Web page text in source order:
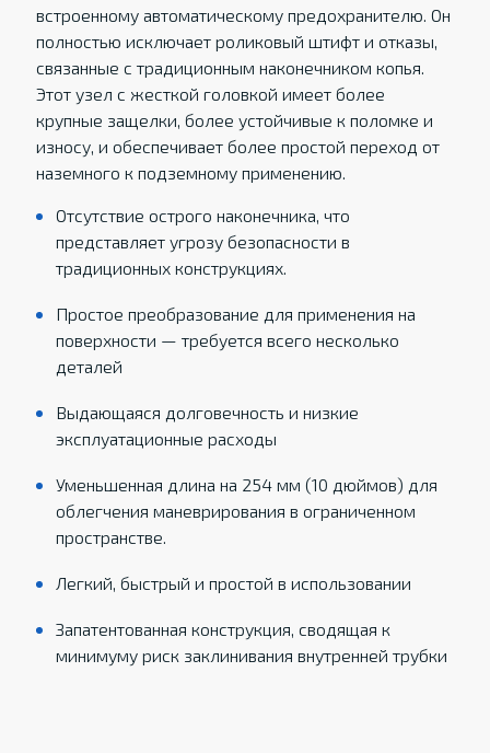
встроенному автоматическому предохранителю. Он
полностью исключает роликовый штифт и отказы,
связанные с традиционным наконечником копья.
Этот узел с жесткой головкой имеет более
крупные защелки, более устойчивые к поломке и
износу, и обеспечивает более простой переход от
наземного к подземному применению.
Отсутствие острого наконечника, что
представляет угрозу безопасности в
традиционных конструкциях.
Простое преобразование для применения на
поверхности — требуется всего несколько
деталей
Выдающаяся долговечность и низкие
эксплуатационные расходы
Уменьшенная длина на 254 мм (10 дюймов) для
облегчения маневрирования в ограниченном
пространстве.
Легкий, быстрый и простой в использовании
Запатентованная конструкция, сводящая к
минимуму риск заклинивания внутренней трубки